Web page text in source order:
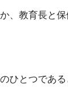
、教育長と
ひとつである